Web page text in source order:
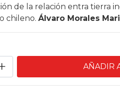
de la relación entra tierra
chileno. Álvaro Morales